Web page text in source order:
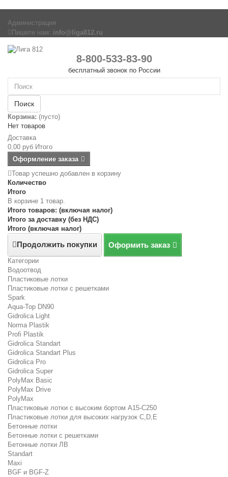
Администрация
Пишите нам: info@liga812.ru
8-800-533-83-90
бесплатный звонок по России
Поиск
Корзина: (пусто)
Нет товаров
Доставка
0,00 руб Итого
Оформление заказа
Товар успешно добавлен в корзину
Количество
Итого
В корзине 1 товар.
Итого товаров: (включая налог)
Итого за доставку (без НДС)
Итого (включая налог)
Продолжить покупки Оформить заказ
Категории
Водоотвод
Пластиковые лотки
Пластиковые лотки с решетками
Spark
Aqua-Top DN90
Gidrolica Light
Norma Plastik
Profi Plastik
Gidrolica Standart
Gidrolica Standart Plus
Gidrolica Pro
Gidrolica Super
PolyMax Basic
PolyMax Drive
PolyMax
Пластиковые лотки с высоким бортом А15-C250
Пластиковые лотки для высоких нагрузок C,D,E
Бетонные лотки
Бетонные лотки с решетками
Бетонные лотки ЛВ
Standart
Maxi
BGF и BGF-Z